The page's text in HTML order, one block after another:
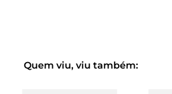
Quem viu, viu também: